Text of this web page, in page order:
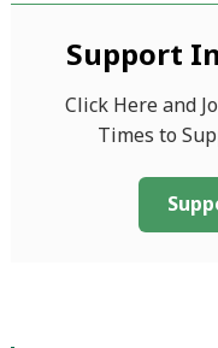
Support
Click Here and
Times to